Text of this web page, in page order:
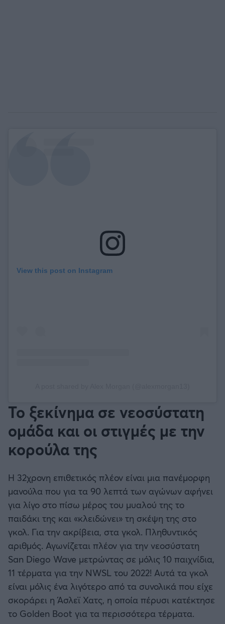
View this post on Instagram
Το ξεκίνημα σε νεοσύστατη
ομάδα και οι στιγμές με την
κορούλα της
Η 32χρονη επιθετικός πλέον είναι μια πανέμορφη
μανούλα που για τα 90 λεπτά των αγώνων αφήνει
για λίγο στο πίσω μέρος του μυαλού της το
παιδάκι της και «κλειδώνει» τη σκέψη της στο
γκολ. Για την ακρίβεια, στα γκολ. Πληθυντικός
αριθμός. Αγωνίζεται πλέον για την νεοσύστατη
San Diego Wave μετρώντας σε μόλις 10 παιχνίδια,
11 τέρματα για την NWSL του 2022! Αυτά τα γκολ
είναι μόλις ένα λιγότερο από τα συνολικά που είχε
σκοράρει η Άσλεϊ Χατς, η οποία πέρυσι κατέκτησε
το Golden Boot για τα περισσότερα τέρματα.